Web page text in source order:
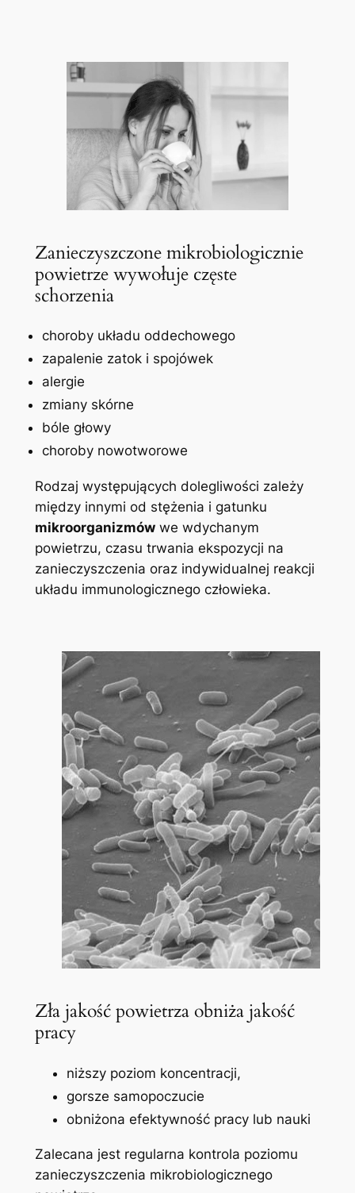
Zanieczyszczone mikrobiologicznie
powietrze wywołuje częste
schorzenia
choroby układu oddechowego
zapalenie zatok i spojówek
alergie
zmiany skórne
bóle głowy
choroby nowotworowe
Rodzaj występujących dolegliwości zależy
między innymi od stężenia i gatunku
mikroorganizmówwe wdychanym
powietrzu, czasu trwania ekspozycji na
zanieczyszczenia oraz indywidualnej reakcji
układu immunologicznego człowieka.
Zła jakość powietrza obniża jakość
pracy
niższy poziom koncentracji,
gorsze samopoczucie
obniżona efektywność pracy lub nauki
Zalecana jest regularna kontrola poziomu
zanieczyszczenia mikrobiologicznego